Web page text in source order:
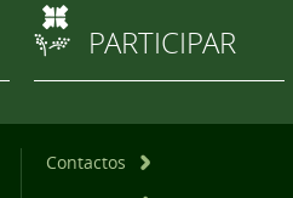
PARTICIPAR
Contactos